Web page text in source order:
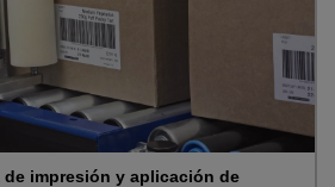
impresión y aplicación de